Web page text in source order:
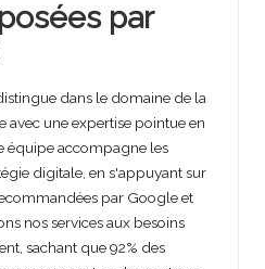
par
dans le domaine de la
une expertise pointue en
équipe accompagne les
digitale, en s'appuyant sur
par Google et
nos services aux besoins
sachant que 92% des